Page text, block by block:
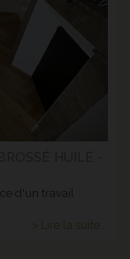
d'un travail
> Lire la suite...